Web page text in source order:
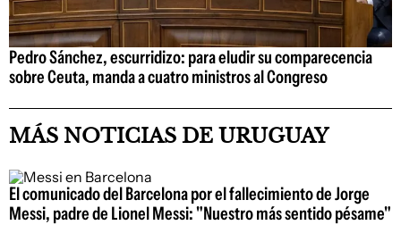
Pedro Sánchez, escurridizo: para eludir su comparecencia
sobre Ceuta, manda a cuatro ministros al Congreso
MÁS NOTICIAS DE URUGUAY
El comunicado del Barcelona por el fallecimiento de Jorge
Messi, padre de Lionel Messi: "Nuestro más sentido pésame"